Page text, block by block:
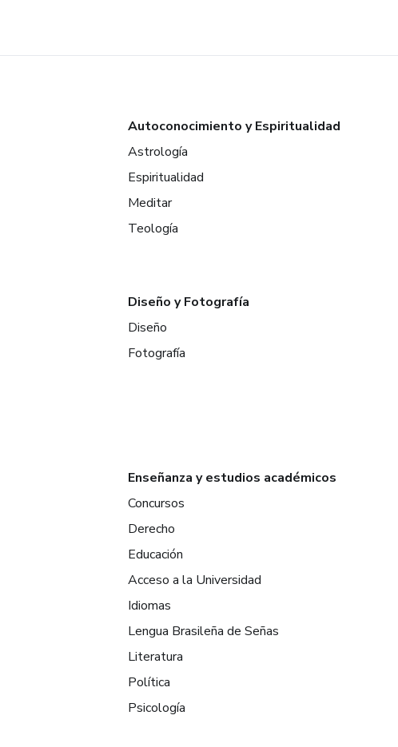
Autoconocimiento y Espiritualidad
Astrología
Espiritualidad
Meditar
Teología
Diseño y Fotografía
Diseño
Fotografía
Enseñanza y estudios académicos
Concursos
Derecho
Educación
Acceso a la Universidad
Idiomas
Lengua Brasileña de Señas
Literatura
Política
Psicología